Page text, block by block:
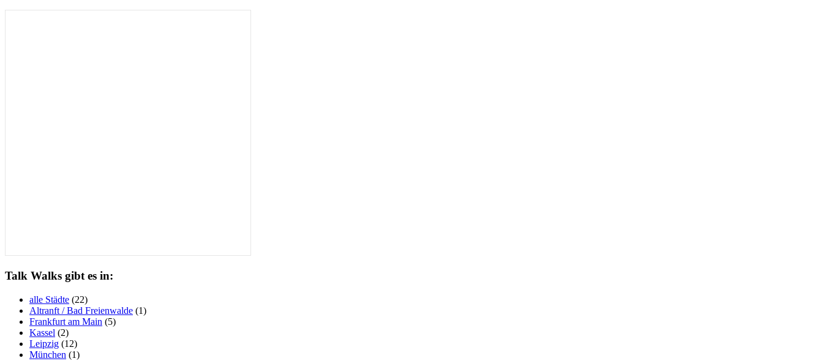
Talk Walks gibt es in:
alle Städte (22)
Altranft / Bad Freienwalde (1)
Frankfurt am Main (5)
Kassel (2)
Leipzig (12)
München (1)